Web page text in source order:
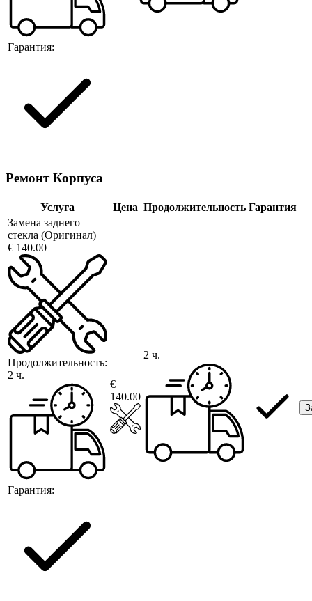
Гарантия:
Ремонт Корпуса
Услуга Цена Продолжительность Гарантия
Замена заднего
стекла (Оригинал)
€ 140.00
Продолжительность:
2 ч.
Гарантия:
€
140.00
2 ч.